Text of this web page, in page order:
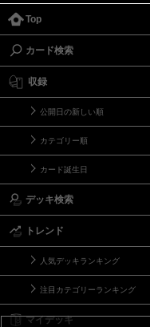
Top
カード検索
収録
公開日の新しい順
カテゴリー順
カード誕生日
デッキ検索
トレンド
人気デッキランキング
注目カテゴリーランキング
マイデッキ